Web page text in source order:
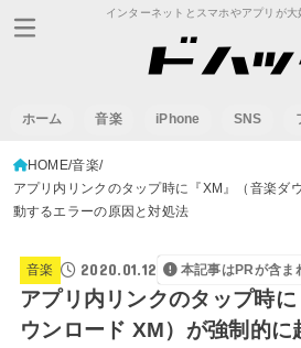
インターネットとスマホやアプリが大
ホーム 音楽 iPhone SNS
HOME 音楽
アプリ内リンクのタップ時に『XM』（音楽ダ
動するエラーの原因と対処法
音楽 2020.01.12 本記事はPRが含ま
アプリ内リンクのタップ時
ウンロード XM）が強制的に